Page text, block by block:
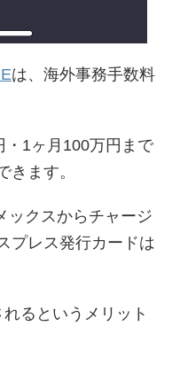
は、海外事務手数料
1ヶ月100万円まで
きます。
ックスからチャージ
プレス発行カードは
るというメリット